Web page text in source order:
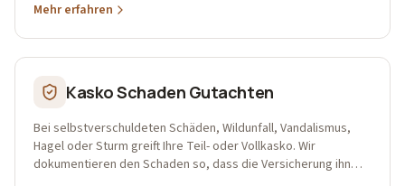
Wiederbeschaffungs- und Restwert und sichern damit Ihre
Ansprüche gegenüber der gegnerischen Versicherung – in
Hamburg, Pinneberg, Uetersen und Umgebung.
Mehr erfahren
Kasko Schaden Gutachten
Bei selbstverschuldeten Schäden, Wildunfall, Vandalismus,
Hagel oder Sturm greift Ihre Teil- oder Vollkasko. Wir
dokumentieren den Schaden so, dass die Versicherung ihn